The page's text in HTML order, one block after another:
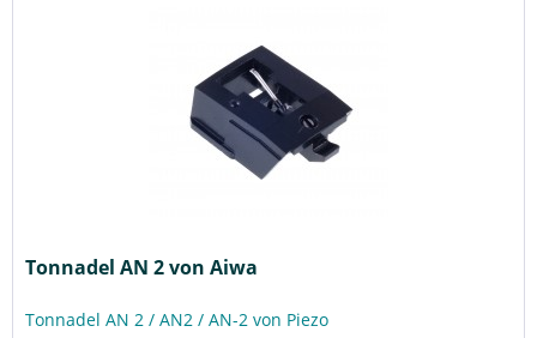
Tonnadel AN 2 von Aiwa
Tonnadel AN 2 / AN2 / AN-2 von Piezo